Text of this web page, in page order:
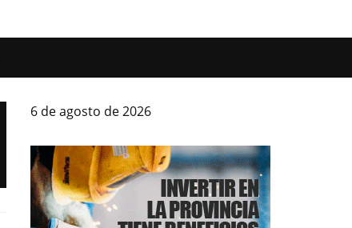
6 de agosto de 2026